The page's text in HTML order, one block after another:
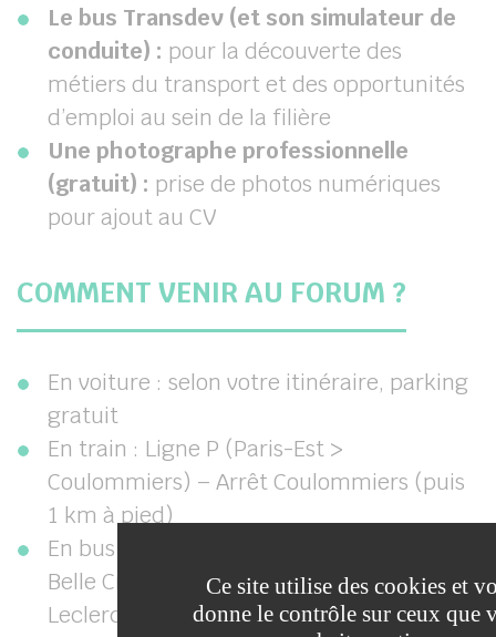
Le bus Transdev (et son simulateur de
conduite) : pour la découverte des
métiers du transport et des opportunités
d’emploi au sein de la filière
Une photographe professionnelle
(gratuit) : prise de photos numériques
pour ajout au CV
COMMENT VENIR AU FORUM ?
En voiture : selon votre itinéraire, parking
gratuit
En train : Ligne P (Paris-Est >
Coulommiers) – Arrêt Coulommiers (puis
1 km à pied)
En bus : Ligne 17 Express, 03A, 03B (Arrêt
Belle Croix) – Ligne B arrêt rue du Général
Leclerc ou Rue Martial
Ce site utilise des cookies et
donne le contrôle sur ceux que